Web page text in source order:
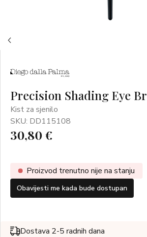
Precision Shading Eye
Kist za sjenilo
SKU: DD115108
30,80 €
Proizvod trenutno nije na stanju
Obavijesti me kada bude dostupan
Dostava 2-5 radnih dana